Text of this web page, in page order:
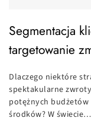
Segmentacja
targetowanie
Dlaczego niektóre
spektakularne
potężnych budżetów
środków? W świecie…